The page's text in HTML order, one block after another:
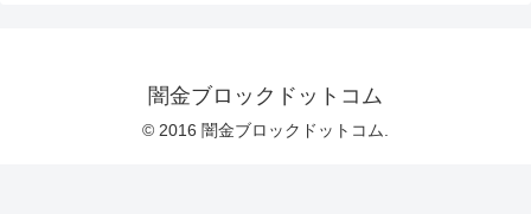
闇金ブロックドットコム
© 2016 闇金ブロックドットコム.